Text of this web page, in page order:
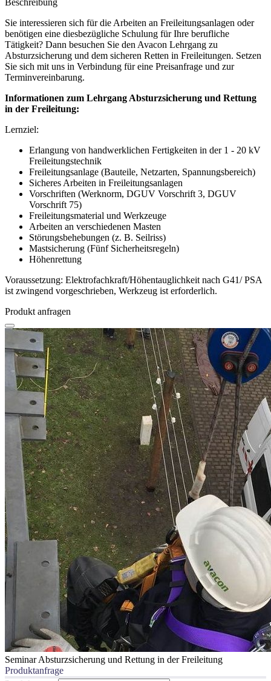
Sie interessieren sich für die Arbeiten an Freileitungsanlagen oder
benötigen eine diesbezügliche Schulung für Ihre berufliche
Tätigkeit? Dann besuchen Sie den Avacon Lehrgang zu
Absturzsicherung und dem sicheren Retten in Freileitungen. Setzen
Sie sich mit uns in Verbindung für eine Preisanfrage und zur
Terminvereinbarung.
Informationen zum Lehrgang Absturzsicherung und Rettung
in der Freileitung:
Lernziel:
Erlangung von handwerklichen Fertigkeiten in der 1 - 20 kV
Freileitungstechnik
Freileitungsanlage (Bauteile, Netzarten, Spannungsbereich)
Sicheres Arbeiten in Freileitungsanlagen
Vorschriften (Werknorm, DGUV Vorschrift 3, DGUV
Vorschrift 75)
Freileitungsmaterial und Werkzeuge
Arbeiten an verschiedenen Masten
Störungsbehebungen (z. B. Seilriss)
Mastsicherung (Fünf Sicherheitsregeln)
Höhenrettung
Voraussetzung: Elektrofachkraft/Höhentauglichkeit nach G41/ PSA
ist zwingend vorgeschrieben, Werkzeug ist erforderlich.
Produkt anfragen
Seminar Absturzsicherung und Rettung in der Freileitung
Produktanfrage